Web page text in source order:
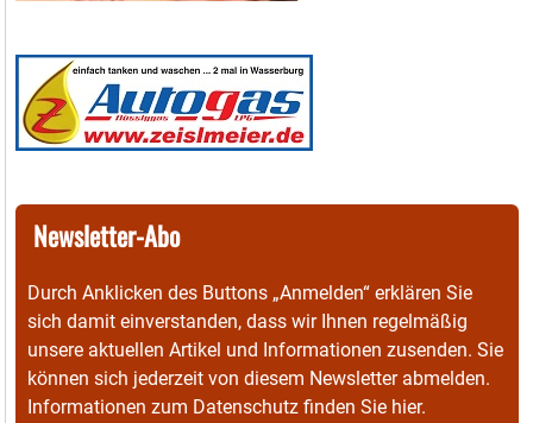
Newsletter-Abo
Durch Anklicken des Buttons „Anmelden“ erklären Sie
sich damit einverstanden, dass wir Ihnen regelmäßig
unsere aktuellen Artikel und Informationen zusenden. Sie
können sich jederzeit von diesem Newsletter abmelden.
Informationen zum Datenschutz finden Sie hier.